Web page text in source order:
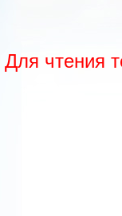
Для чтения